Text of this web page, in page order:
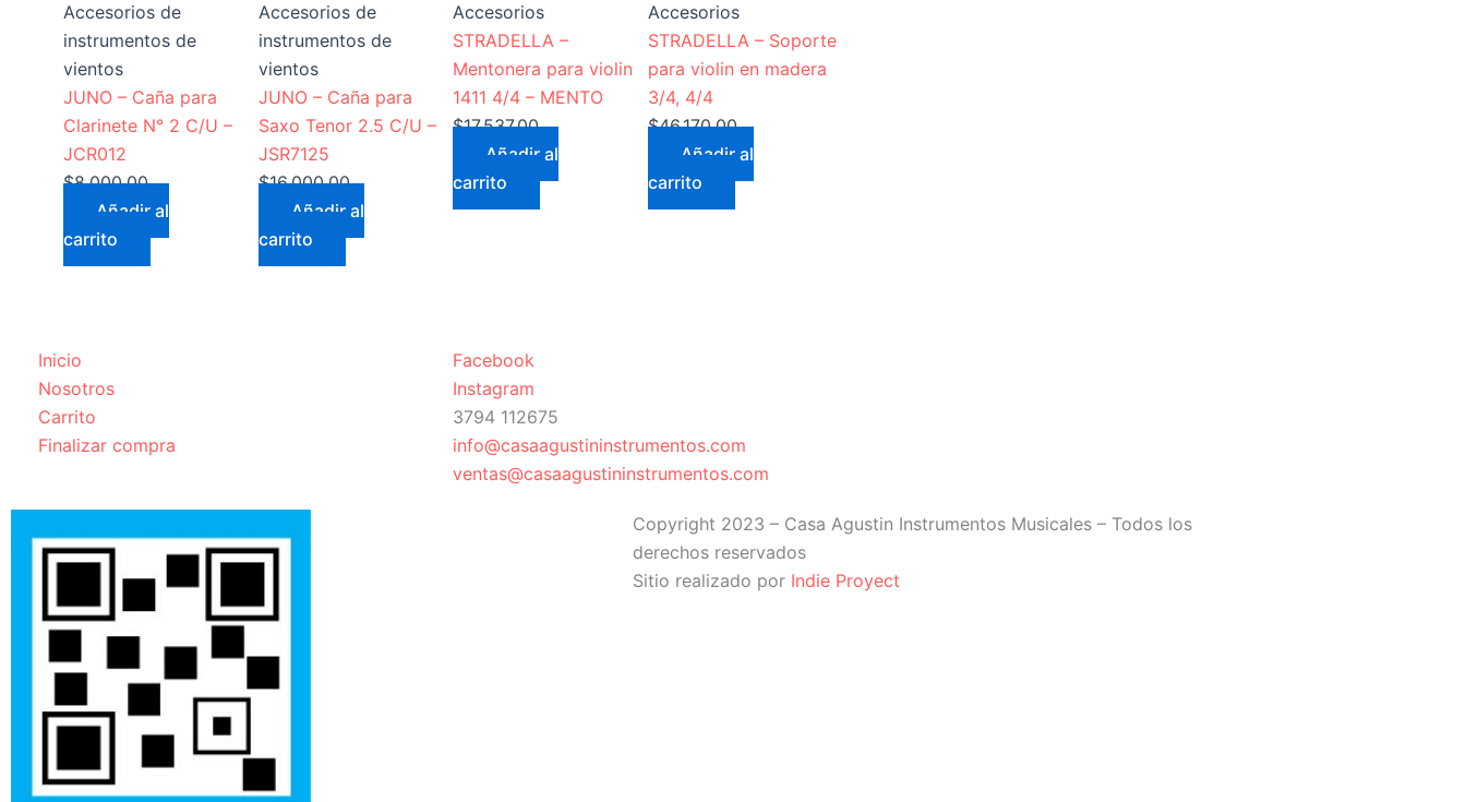
Accesorios de
instrumentos de
vientos
JUNO – Caña para
Clarinete N° 2 C/U –
JCR012
$8.000,00
Añadir al
carrito
Accesorios de
instrumentos de
vientos
JUNO – Caña para
Saxo Tenor 2.5 C/U –
JSR7125
$16.000,00
Añadir al
carrito
Accesorios
STRADELLA –
Mentonera para violin
1411 4/4 – MENTO
$17.537,00
Añadir al
carrito
Accesorios
STRADELLA – Soporte
para violin en madera
3/4, 4/4
$46.170,00
Añadir al
carrito
Inicio
Nosotros
Carrito
Finalizar compra
Facebook
Instagram
3794 112675
info@casaagustininstrumentos.com
ventas@casaagustininstrumentos.com
Copyright 2023 – Casa Agustin Instrumentos Musicales – Todos los
derechos reservados
Sitio realizado por Indie Proyect